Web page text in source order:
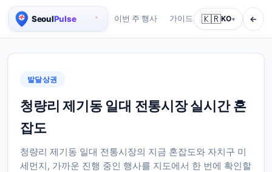
서울 실시간 인구 지도
이번 주 행사 가이드 회사 소개 서비
🇰🇷KO▾ ←
발달상권
청량리 제기동 일대 전통시장 실시간 혼
잡도
청량리 제기동 일대 전통시장의 지금 혼잡도와 자치구 미
세먼지, 가까운 진행 중인 행사를 지도에서 한 번에 확인할